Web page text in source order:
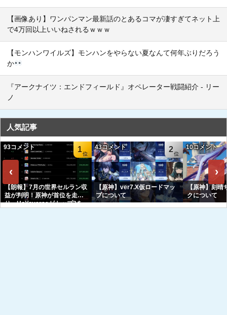
【画像あり】ワンパンマン最新話のとあるコマが凄すぎてネット上
で4万回以上いいねされるｗｗｗ
【モンハンワイルズ】モンハンをやらない夏なんて何年ぶりだろう
か
『アークナイツ：エンドフィールド』オペレーター戦闘紹介 - リー
ノ
人気記事
‹
1
93コメント
【朗報】7月の世界セルラン収
益が判明！原神が首位を走
り、HoYoverseがトップ3を
2
43コメント
【原神】ver7.X仮ロードマッ
プについて
10コメント
【原神】刻
クについて
›